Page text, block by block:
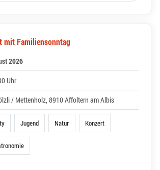
mit Familiensonntag
2026
Uhr
/ Mettenholz, 8910 Affoltern am Albis
Jugend Natur Konzert